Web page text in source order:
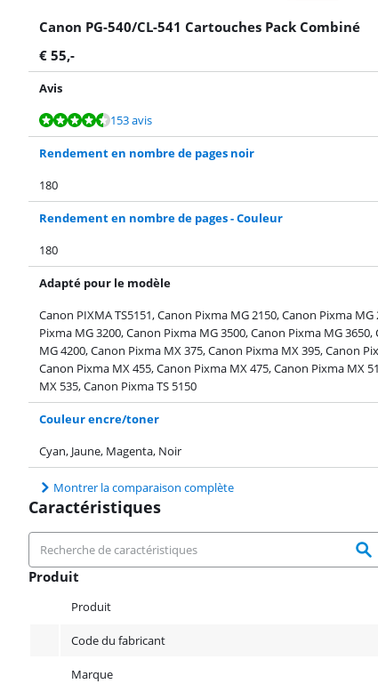
Canon PG-540/CL-541 Cartouches Pack Combiné
€ 55,-
Avis
La note est de 9,1 sur 10, basée sur 153 avis.
153 avis
La note est de 9,0 sur 10, basée sur 2 avis.
Rendement en nombre de pages noir
180
Rendement en nombre de pages - Couleur
180
Adapté pour le modèle
Canon PIXMA TS5151, Canon Pixma MG 2150, Canon Pixma
Pixma MG 3200, Canon Pixma MG 3500, Canon Pixma MG
MG 4200, Canon Pixma MX 375, Canon Pixma MX 395, Canon
Canon Pixma MX 455, Canon Pixma MX 475, Canon Pixma MX
MX 535, Canon Pixma TS 5150
Couleur encre/toner
Cyan, Jaune, Magenta, Noir
Montrer la comparaison complète
Caractéristiques
Produit
Produit
Code du fabricant
Marque